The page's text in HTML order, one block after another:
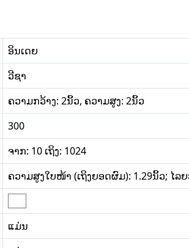
ອິນເດຍ
ວີຊາ
ຄວາມກວ້າງ: 2ນິ້ວ, ຄວາມສູງ: 2ນິ້ວ
300
ຈາກ: 10 ເຖິງ: 1024
ຄວາມສູງໃບໜ້າ (ເຖິງຍອດຜົມ): 1.29ນິ້ວ; ໄລ
ແມ່ນ